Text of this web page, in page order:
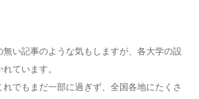
い記事のような気もしますが、各大学の設
ています。
でもまだ一部に過ぎず、全国各地にたくさ